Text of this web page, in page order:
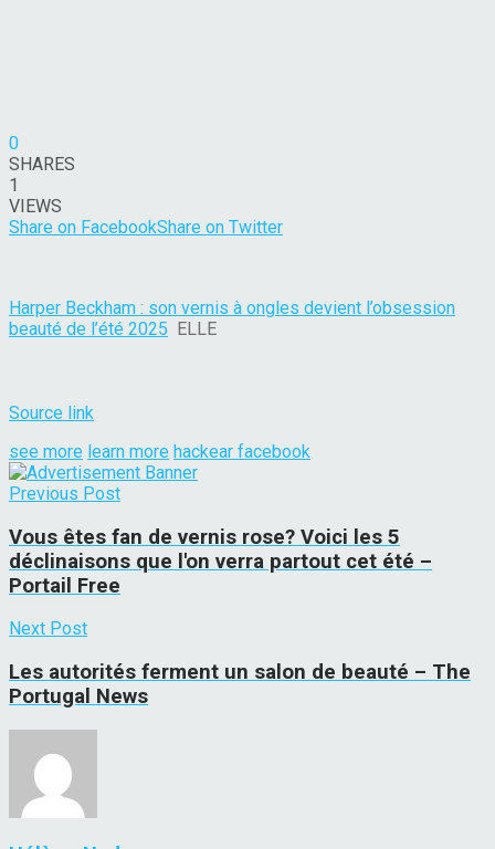
0
SHARES
1
VIEWS
Share on FacebookShare on Twitter
Harper Beckham : son vernis à ongles devient l’obsession
beauté de l’été 2025 ELLE
Source link
see more learn more hackear facebook
Previous Post
Vous êtes fan de vernis rose? Voici les 5
déclinaisons que l'on verra partout cet été –
Portail Free
Next Post
Les autorités ferment un salon de beauté – The
Portugal News